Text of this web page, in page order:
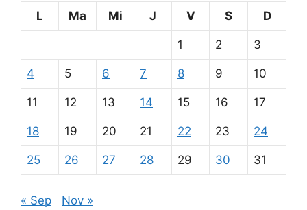
L
Ma Mi J V S D
1 2 3
4 5 6 7 8 9 10
11 12 13 14 15 16 17
18 19 20 21 22 23 24
25 26 27 28 29 30 31
« Sep Nov »